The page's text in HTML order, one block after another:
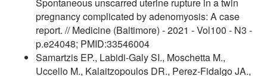
pregnancy complicated by adenomyosis: A case
report. // Medicine (Baltimore) - 2021 - Vol100 - N3 -
p.e24048; PMID:33546004
Samartzis EP., Labidi-Galy SI., Moschetta M.,
Uccello M., Kalaitzopoulos DR., Perez-Fidalgo JA.,